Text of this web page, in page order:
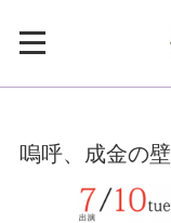
嗚呼、成金の